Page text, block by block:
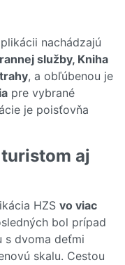
nachádzajú
služby, Kniha
, a obľúbenou je
pre vybrané
je poisťovňa
aj
HZS vo viac
bol prípad
s dvoma deťmi
skalu. Cestou